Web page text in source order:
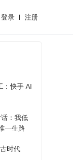
登录 注册
：快手 AI
：我低
一生路
时代